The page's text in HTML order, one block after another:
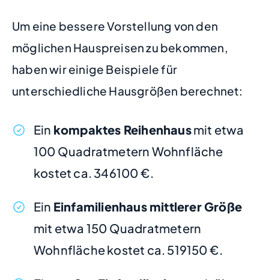
Um eine bessere Vorstellung von den
möglichen Hauspreisen zu bekommen,
haben wir einige Beispiele für
unterschiedliche Hausgrößen berechnet:
Ein kompaktes Reihenhausmit etwa
100 Quadratmetern Wohnfläche
kostet ca. 346100 €.
Ein Einfamilienhaus mittlerer Größe
mit etwa 150 Quadratmetern
Wohnfläche kostet ca. 519150 €.